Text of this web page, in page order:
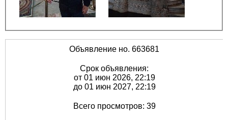
Объявление но. 663681
Срок объявления:
от 01 июн 2026, 22:19
до 01 июн 2027, 22:19
Всего просмотров: 39